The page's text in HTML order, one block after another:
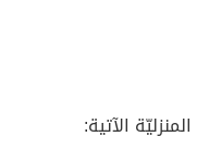
الآتية: